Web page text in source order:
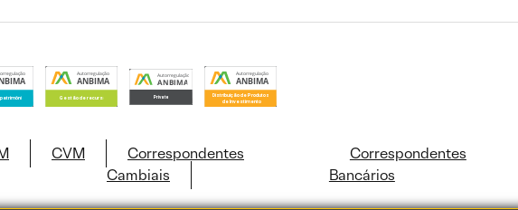
CVM
Correspondentes
Cambiais
Correspondentes
Bancários